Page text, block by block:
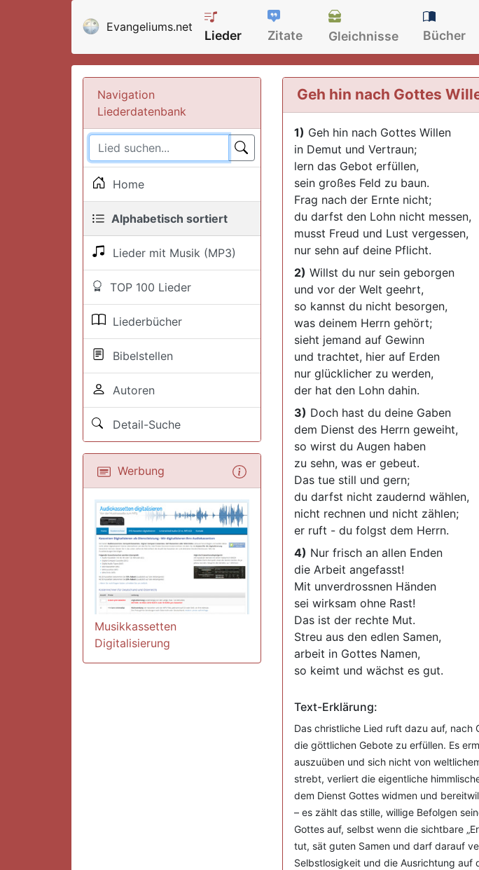
Evangeliums.net
Lieder Zitate Gleichnisse Bücher
Navigation
Liederdatenbank
Home
Alphabetisch sortiert
Lieder mit Musik (MP3)
TOP 100 Lieder
Liederbücher
Bibelstellen
Autoren
Detail-Suche
Werbung
Musikkassetten
Digitalisierung
Geh hin nach Gottes
1) Geh hin nach Gottes Willen
in Demut und Vertraun;
lern das Gebot erfüllen,
sein großes Feld zu baun.
Frag nach der Ernte nicht;
du darfst den Lohn nicht messen,
musst Freud und Lust vergessen,
nur sehn auf deine Pflicht.
2) Willst du nur sein geborgen
und vor der Welt geehrt,
so kannst du nicht besorgen,
was deinem Herrn gehört;
sieht jemand auf Gewinn
und trachtet, hier auf Erden
nur glücklicher zu werden,
der hat den Lohn dahin.
3) Doch hast du deine Gaben
dem Dienst des Herrn geweiht,
so wirst du Augen haben
zu sehn, was er gebeut.
Das tue still und gern;
du darfst nicht zaudernd wählen,
nicht rechnen und nicht zählen;
er ruft - du folgst dem Herrn.
4) Nur frisch an allen Enden
die Arbeit angefasst!
Mit unverdrossnen Händen
sei wirksam ohne Rast!
Das ist der rechte Mut.
Streu aus den edlen Samen,
arbeit in Gottes Namen,
so keimt und wächst es gut.
Text-Erklärung:
Das christliche Lied ruft dazu auf, nach
die göttlichen Gebote zu erfüllen. Es
auszuüben und sich nicht von
strebt, verliert die eigentliche
dem Dienst Gottes widmen und
– es zählt das stille, willige Befolgen
Gottes auf, selbst wenn die sichtbare
tut, sät guten Samen und darf darauf
Selbstlosigkeit und die Ausrichtung auf